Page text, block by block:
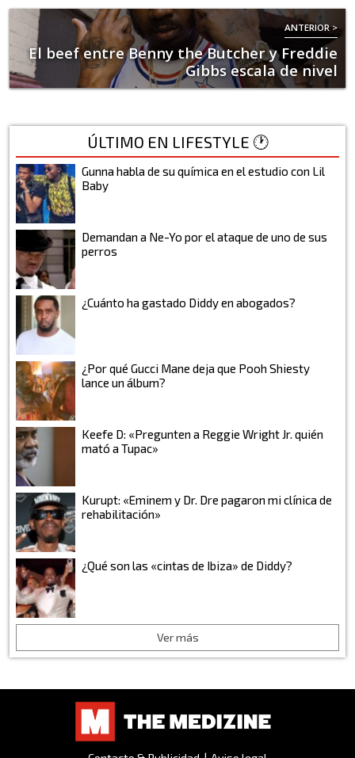
ANTERIOR >
El beef entre Benny the Butcher y Freddie
Gibbs escala de nivel
ÚLTIMO EN LIFESTYLE 🕐
Gunna habla de su química en el estudio con Lil
Baby
Demandan a Ne-Yo por el ataque de uno de sus
perros
¿Cuánto ha gastado Diddy en abogados?
¿Por qué Gucci Mane deja que Pooh Shiesty
lance un álbum?
Keefe D: «Pregunten a Reggie Wright Jr. quién
mató a Tupac»
Kurupt: «Eminem y Dr. Dre pagaron mi clínica de
rehabilitación»
¿Qué son las «cintas de Ibiza» de Diddy?
Ver más